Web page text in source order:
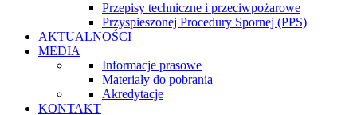
Przepisy techniczne i przeciwpożarowe
Przyspieszonej Procedury Spornej (PPS)
AKTUALNOŚCI
MEDIA
Informacje prasowe
Materiały do pobrania
Akredytacje
KONTAKT